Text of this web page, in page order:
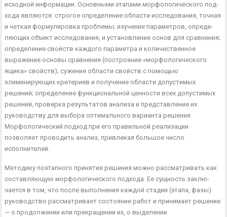
исходной информации. Основными этапами морфологического под­
хода являются: строгое определение области исследования, точная
и четкая формулировка проблемы; изучение параметров, опреде­
ляющих объект исследования, и установление основ для сравнения;
определение свойств каждого параметра и количественное
выраже­ние основы сравнения (построение «морфологического
ящика» свойств); сужение области свойств с помощью
элиминирующих критериев и получение области допустимых
решений; определение функциональной ценности всех допустимых
решений, проверка ре­зультатов анализа и представление их
руководству для выбора оптимального варианта решения.
Морфологический подход при его правильной реализации
позволяет проводить анализ, привлекая большое число
исполнителей.
Методику поэтапного принятия решения можно рассматривать как
составляющую морфологического подхода. Ее сущность заклю­
чается в том, что после выполнения каждой стадии (этапа, фазы)
руководство рассматривает состояние работ и принимает решение
— о продолжении или прекращении их, о выделении